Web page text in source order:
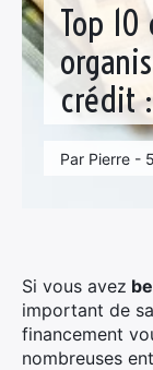
Top
crédit
Par Pierre -
Si vous avez
important de
financement
nombreuses